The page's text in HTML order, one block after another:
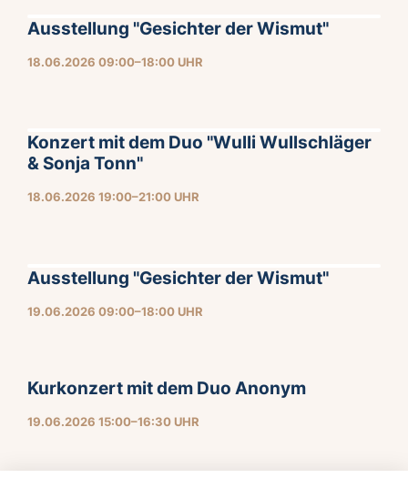
18.06.2026 09:00–18:00 UHR
Ausstellung "Gesichter der Wismut"
18.06.2026 19:00–21:00 UHR
Konzert mit dem Duo "Wulli Wullschläger
& Sonja Tonn"
19.06.2026 09:00–18:00 UHR
Ausstellung "Gesichter der Wismut"
19.06.2026 15:00–16:30 UHR
Kurkonzert mit dem Duo Anonym